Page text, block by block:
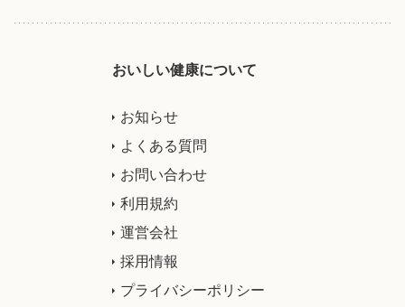
おいしい健康について
お知らせ
よくある質問
お問い合わせ
利用規約
運営会社
採用情報
プライバシーポリシー